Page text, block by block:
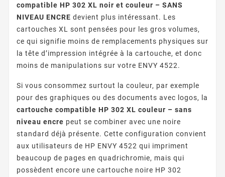
compatible HP 302 XL noir et couleur – SANS
NIVEAU ENCRE devient plus intéressant. Les
cartouches XL sont pensées pour les gros volumes,
ce qui signifie moins de remplacements physiques sur
la tête d’impression intégrée à la cartouche, et donc
moins de manipulations sur votre ENVY 4522.
Si vous consommez surtout la couleur, par exemple
pour des graphiques ou des documents avec logos, la
cartouche compatible HP 302 XL couleur – sans
niveau encre peut se combiner avec une noire
standard déjà présente. Cette configuration convient
aux utilisateurs de HP ENVY 4522 qui impriment
beaucoup de pages en quadrichromie, mais qui
possèdent encore une cartouche noire HP 302